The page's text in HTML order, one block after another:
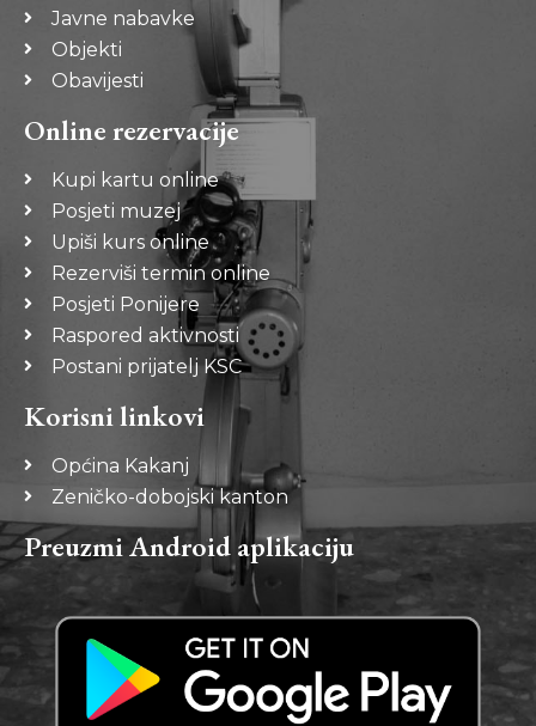
Javne nabavke
Objekti
Obavijesti
Online rezervacije
Kupi kartu online
Posjeti muzej
Upiši kurs online
Rezerviši termin online
Posjeti Ponijere
Raspored aktivnosti
Postani prijatelj KSC
Korisni linkovi
Općina Kakanj
Zeničko-dobojski kanton
Preuzmi Android aplikaciju